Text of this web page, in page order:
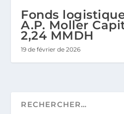
Fonds
A.P. Moller
2,24 MMDH
19 de février de 2026